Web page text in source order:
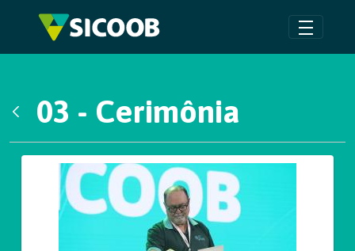
Pular para o Conteúdo principal
03 - Cerimônia
Galeria de Mídias